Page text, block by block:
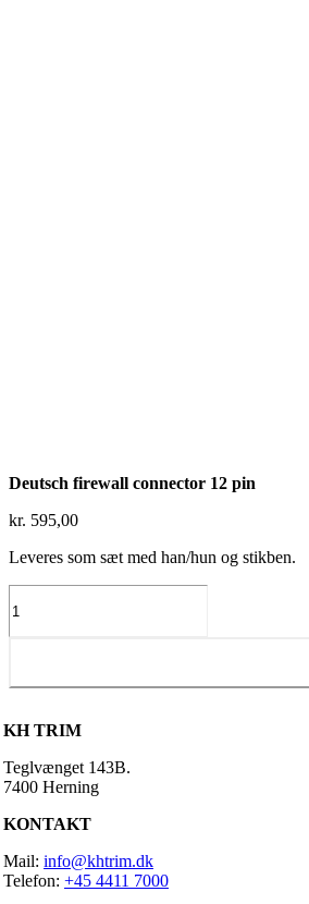
Deutsch firewall connector 12 pin
kr. 595,00
Leveres som sæt med han/hun og stikben.
firewall
connector
antal
KH TRIM
Teglvænget 143B.
7400 Herning
KONTAKT
Mail: info@khtrim.dk
Telefon: +45 4411 7000